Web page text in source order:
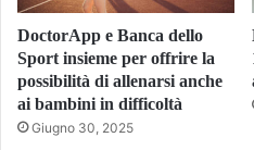
DoctorApp e Banca dello
Sport insieme per offrire la
possibilità di allenarsi anche
ai bambini in difficoltà
Giugno 30, 2025